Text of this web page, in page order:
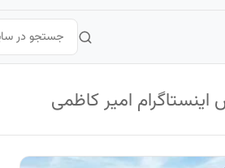
اینستاگرام امیر کاظمی